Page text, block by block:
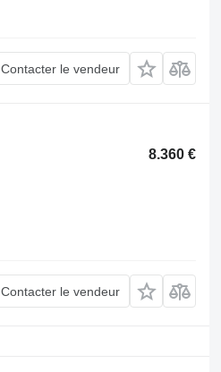
Contacter le vendeur
8.360 €
Contacter le vendeur